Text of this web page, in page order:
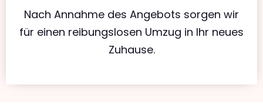
Nach Annahme des Angebots sorgen wir
für einen reibungslosen Umzug in Ihr neues
Zuhause.